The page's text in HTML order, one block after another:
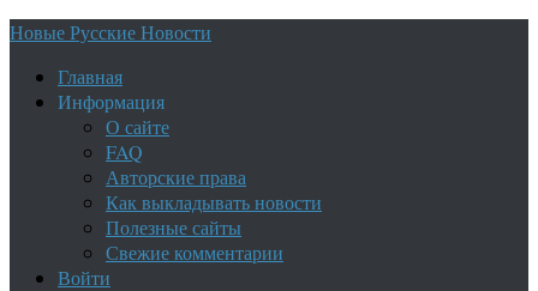
Новые Русские Новости
Главная
Информация
О сайте
FAQ
Авторские права
Как выкладывать новости
Полезные сайты
Свежие комментарии
Войти